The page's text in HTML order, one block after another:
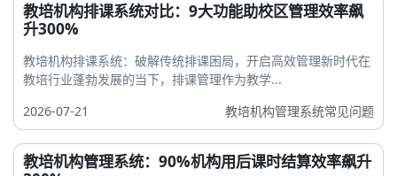
教培机构排课系统对比：9大功能助校区管理效率飙
升300%
教培机构排课系统：破解传统排课困局，开启高效管理新时代在
教培行业蓬勃发展的当下，排课管理作为教学...
2026-07-21
教培机构管理系统常见问题
教培机构管理系统：90%机构用后课时结算效率飙升